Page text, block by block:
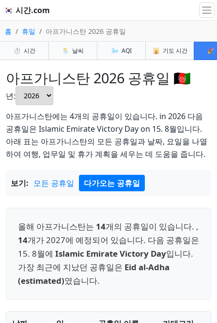
🇰🇷 시간.com
홈 휴일 아프가니스탄 2026 공휴일
⏱️ 시간 🌦️ 날씨 🌬️ AQI 🕌 기도 시간 🎉
아프가니스탄 2026 공휴일 🇦🇫
년:
아프가니스탄에는 4개의 공휴일이 있습니다. in 2026 다음
공휴일은 Islamic Emirate Victory Day on 15. 8월입니다.
아래 표는 아프가니스탄의 모든 공휴일과 날짜, 요일을 나열
하여 여행, 업무일 및 휴가 계획을 세우는 데 도움을 줍니다.
보기: 모든 공휴일 다가오는 공휴일
올해 아프가니스탄는 14개의 공휴일이 있습니다. ,
14개가 2027에 예정되어 있습니다. 다음 공휴일은
15. 8월에 Islamic Emirate Victory Day입니다.
가장 최근에 지났던 공휴일은 Eid al-Adha
(estimated)였습니다.